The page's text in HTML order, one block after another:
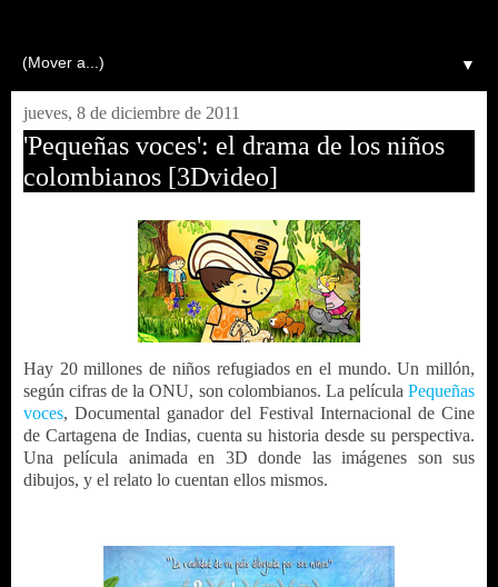
▼
jueves, 8 de diciembre de 2011
'Pequeñas voces': el drama de los niños
colombianos [3Dvideo]
Hay 20 millones de niños refugiados en el mundo. Un millón,
según cifras de la ONU, son colombianos. La película Pequeñas
voces, Documental ganador del Festival Internacional de Cine
de Cartagena de Indias, cuenta su historia desde su perspectiva.
Una película animada en 3D donde las imágenes son sus
dibujos, y el relato lo cuentan ellos mismos.